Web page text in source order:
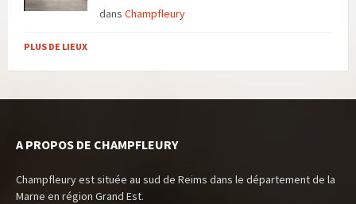
dans Champfleury
PLUS DE LIEUX
A PROPOS DE CHAMPFLEURY
Champfleury est située au sud de Reims dans le département de la
Marne en région Grand Est.